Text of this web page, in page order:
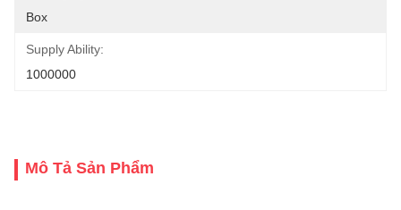
Box
Supply Ability:
1000000
Mô Tả Sản Phẩm